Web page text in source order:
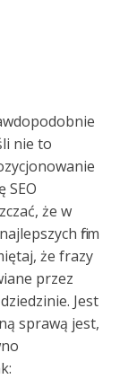
nie to
SEO
że w
firm
że frazy
przez
Jest
sprawą jest,